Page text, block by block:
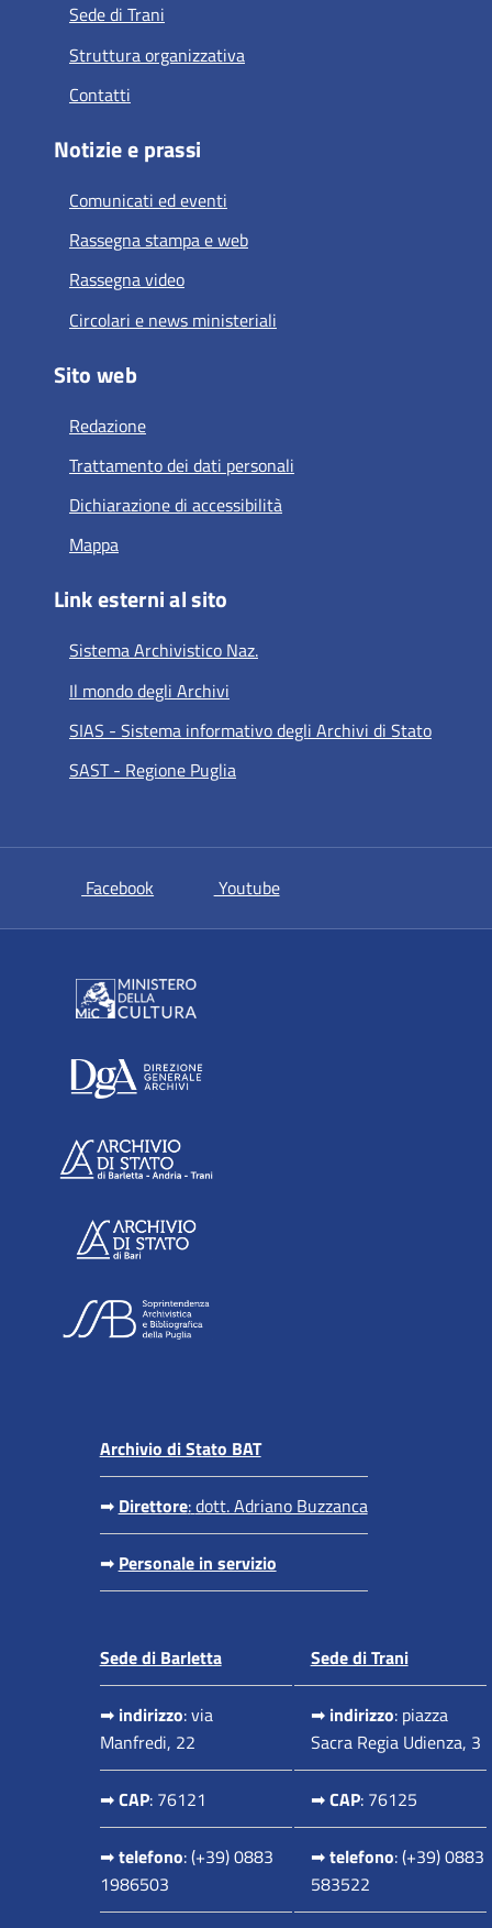
Sede di Trani
Struttura organizzativa
Contatti
Notizie e prassi
Comunicati ed eventi
Rassegna stampa e web
Rassegna video
Circolari e news ministeriali
Sito web
Redazione
Trattamento dei dati personali
Dichiarazione di accessibilità
Mappa
Link esterni al sito
Sistema Archivistico Naz.
Il mondo degli Archivi
SIAS - Sistema informativo degli Archivi di Stato
SAST - Regione Puglia
Facebook si apre in una nuova scheda
Youtubesi apre in una nuova scheda
Archivio di Stato BAT
➡ Direttore:dott. Adriano Buzzanca
➡ Personale in servizio
Sede di Barletta Sede di Trani
➡ indirizzo: via
Manfredi, 22
➡ indirizzo: piazza
Sacra Regia Udienza, 3
➡CAP: 76121 ➡CAP: 76125
➡telefono: (+39) 0883
1986503
➡telefono: (+39) 0883
583522